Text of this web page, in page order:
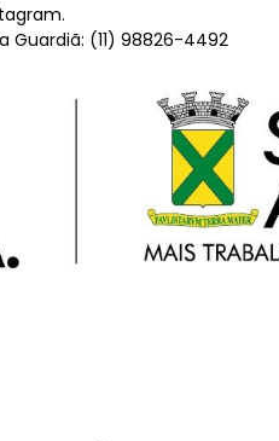
(11) 98826-4492